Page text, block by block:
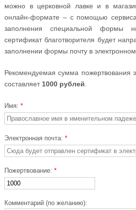
можно в церковной лавке и в
онлайн-формате – с помощью
заполнения специальной формы
сертификат благотворителя будет
заполнении формы почту в электронном
Рекомендуемая сумма пожертвования
составляет 1000 рублей
Имя: *
Электронная почта: *
Пожертвование: *
Комментарий (по желанию):